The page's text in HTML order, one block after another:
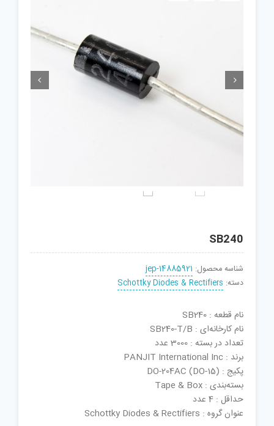
 
SB240
شناسه محصول: jep-14885921
دسته: Schottky Diodes & Rectifiers
نام قطعه : SB240
نام کارخانه‌ای : SB240-T/B
تعداد در بسته : 3000 عدد
برند : PANJIT International Inc
پکیج : DO-204AC (DO-15)
بسته‌بندی : Tape & Box
حداقل : 4 عدد
عنوان گروه : Schottky Diodes & Rectifiers